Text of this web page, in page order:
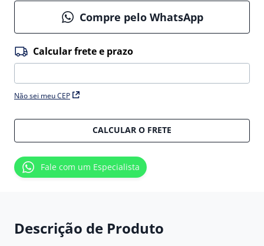
Compre pelo WhatsApp
Não sei meu CEP
CALCULAR O FRETE
Fale com um Especialista
Descrição de Produto